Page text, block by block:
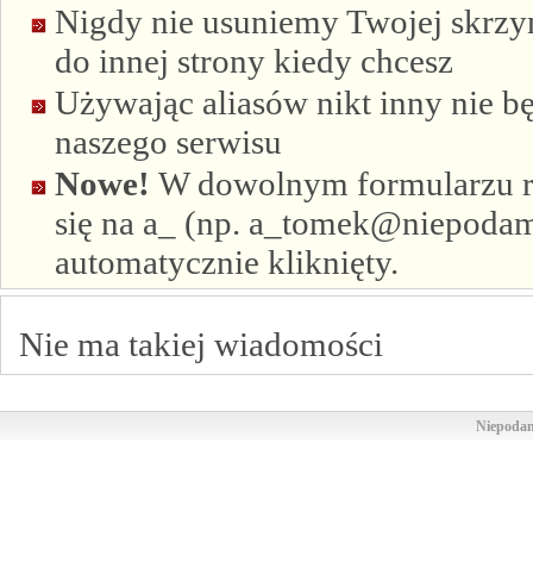
Nigdy nie usuniemy Twojej
do innej strony kiedy chcesz
Używając aliasów nikt inny nie
naszego serwisu
Nowe! W dowolnym formularzu
się na a_ (np.
automatycznie kliknięty.
Nie ma takiej wiadomości